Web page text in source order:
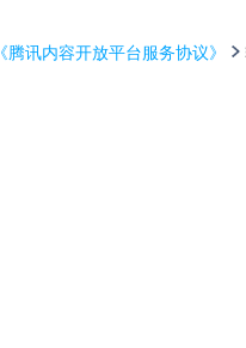
《腾讯内容开放平台服务协议》